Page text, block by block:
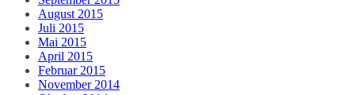
August 2015
Juli 2015
Mai 2015
April 2015
Februar 2015
November 2014